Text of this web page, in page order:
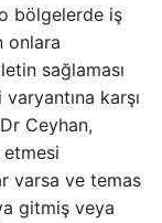
bölgelerde iş
onlara
sağlaması
karşı
Ceyhan,
varsa ve temas
gitmiş veya